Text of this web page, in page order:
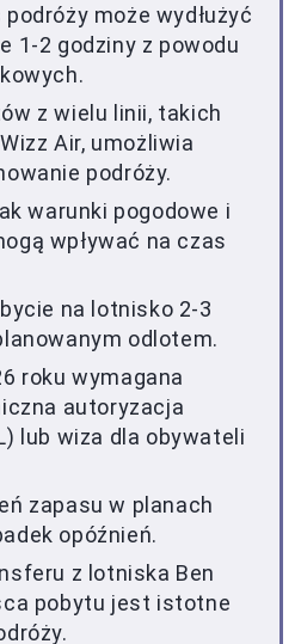
może wydłużyć
1-2 godziny z powodu
z wielu linii, takich
Air, umożliwia
podróży.
warunki pogodowe i
wpływać na czas
na lotnisko 2-3
odlotem.
roku wymagana
autoryzacja
lub wiza dla obywateli
zapasu w planach
opóźnień.
z lotniska Ben
pobytu jest istotne